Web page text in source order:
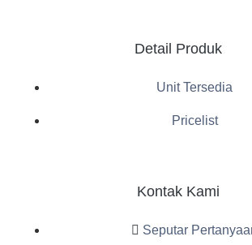
Detail Produk
Unit Tersedia
Pricelist
Kontak Kami
Seputar